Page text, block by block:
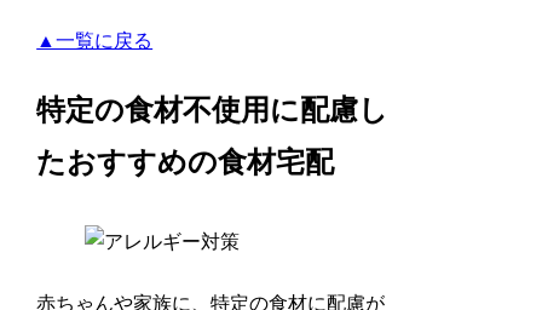
▲一覧に戻る
特定の食材不使用に配慮し
たおすすめの食材宅配
赤ちゃんや家族に、特定の食材に配慮が